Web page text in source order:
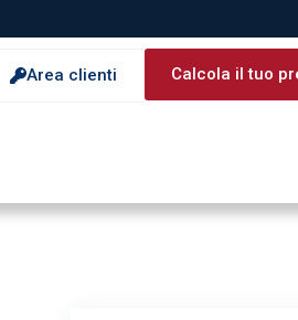
Area clienti Calcola il tuo